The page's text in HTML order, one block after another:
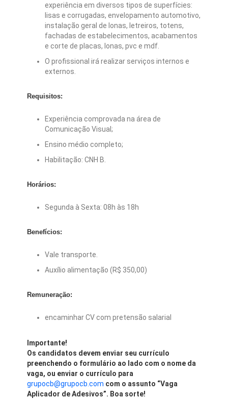
experiência em diversos tipos de superfícies:
lisas e corrugadas, envelopamento automotivo,
instalação geral de lonas, letreiros, totens,
fachadas de estabelecimentos, acabamentos
e corte de placas, lonas, pvc e mdf.
O profissional irá realizar serviços internos e
externos.
Requisitos:
Experiência comprovada na área de
Comunicação Visual;
Ensino médio completo;
Habilitação: CNH B.
Horários:
Segunda à Sexta: 08h às 18h
Benefícios:
Vale transporte.
Auxílio alimentação (R$ 350,00)
Remuneração:
encaminhar CV com pretensão salarial
Importante!
Os candidatos devem enviar seu currículo
preenchendo o formulário ao lado com o nome da
vaga, ou enviar o currículo para
grupocb@grupocb.com com o assunto “Vaga
Aplicador de Adesivos”. Boa sorte!